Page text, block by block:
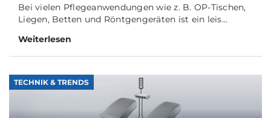
Bei vielen Pflegeanwendungen wie z. B. OP-Tischen,
Liegen, Betten und Röntgengeräten ist ein leis...
Weiterlesen
TECHNIK & TRENDS